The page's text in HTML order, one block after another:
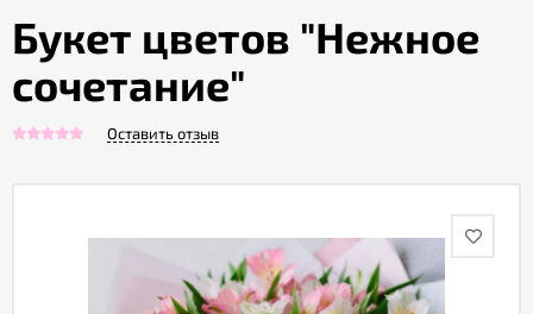
Гарантии
Акции
Букет цветов "Нежное
сочетание"
Оставить отзыв